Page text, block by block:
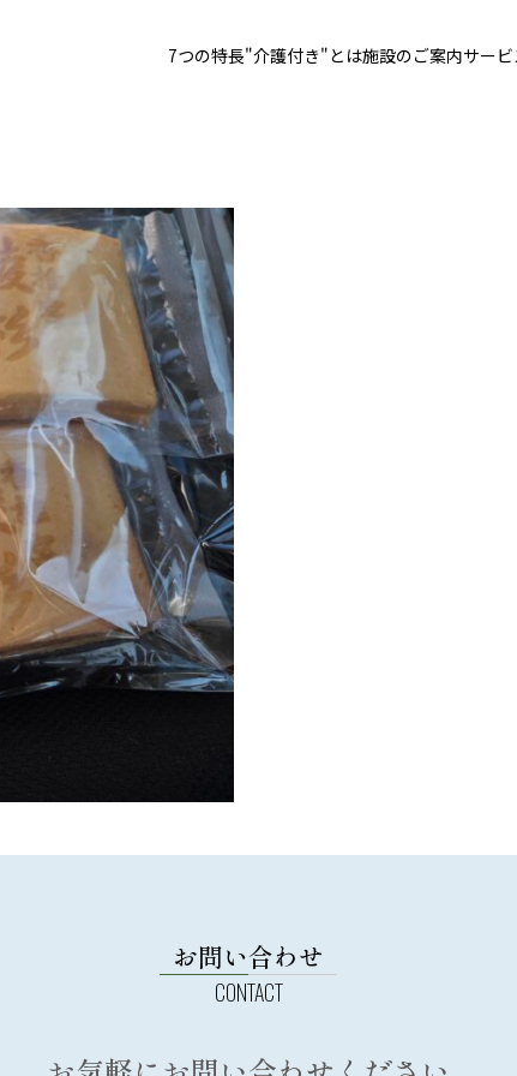
7つの特長"介護付き"とは施設のご案内サー
お問い合わせ